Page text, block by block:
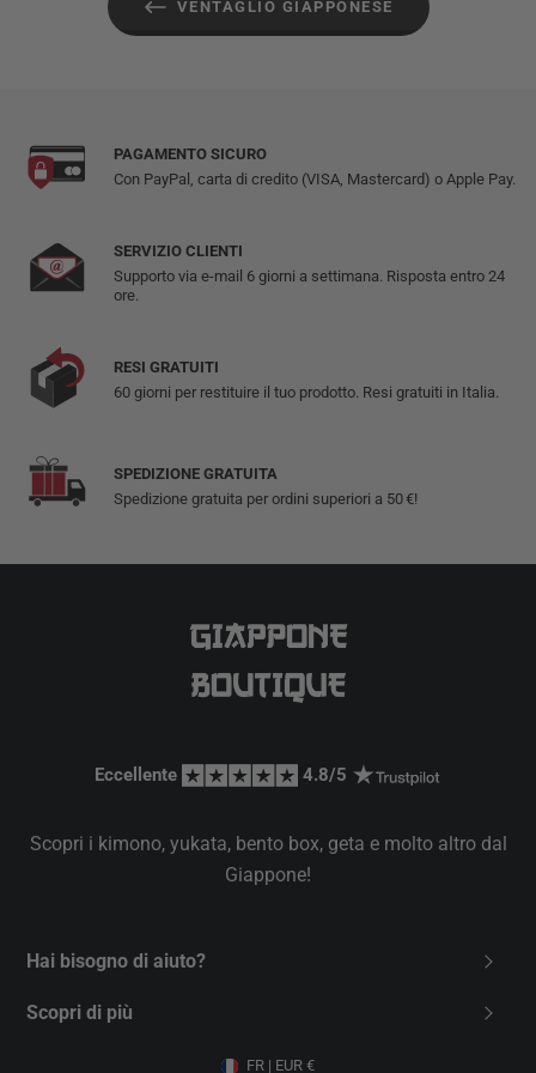
VENTAGLIO GIAPPONESE
PAGAMENTO SICURO
Con PayPal, carta di credito (VISA, Mastercard) o Apple Pay.
SERVIZIO CLIENTI
Supporto via e-mail 6 giorni a settimana. Risposta entro 24
ore.
RESI GRATUITI
60 giorni per restituire il tuo prodotto. Resi gratuiti in Italia.
SPEDIZIONE GRATUITA
Spedizione gratuita per ordini superiori a 50 €!
Eccellente 4.8/5
Scopri i kimono, yukata, bento box, geta e molto altro dal
Giappone!
Hai bisogno di aiuto?
Contattaci
Scopri di più
FR | EUR €